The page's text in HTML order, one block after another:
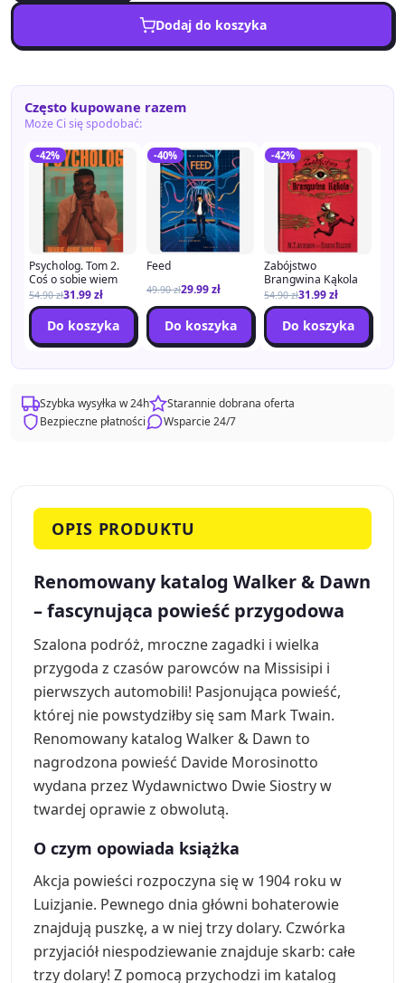
Dodaj do koszyka
Często kupowane razem
Może Ci się spodobać:
-42%
Psycholog. Tom 2.
Coś o sobie wiem
54.90zł31.99zł
Do koszyka
-40%
Feed
49.90zł29.99zł
Do koszyka
-42%
Zabójstwo
Brangwina Kąkola
54.90zł31.99zł
Do koszyka
Szybka wysyłka w 24h
Starannie dobrana oferta
Bezpieczne płatności
Wsparcie 24/7
OPIS PRODUKTU
Renomowany katalog Walker & Dawn
– fascynująca powieść przygodowa
Szalona podróż, mroczne zagadki i wielka
przygoda z czasów parowców na Missisipi i
pierwszych automobili! Pasjonująca powieść,
której nie powstydziłby się sam Mark Twain.
Renomowany katalog Walker & Dawn to
nagrodzona powieść Davide Morosinotto
wydana przez Wydawnictwo Dwie Siostry w
twardej oprawie z obwolutą.
O czym opowiada książka
Akcja powieści rozpoczyna się w 1904 roku w
Luizjanie. Pewnego dnia główni bohaterowie
znajdują puszkę, a w niej trzy dolary. Czwórka
przyjaciół niespodziewanie znajduje skarb: całe
trzy dolary! Z pomocą przychodzi im katalog